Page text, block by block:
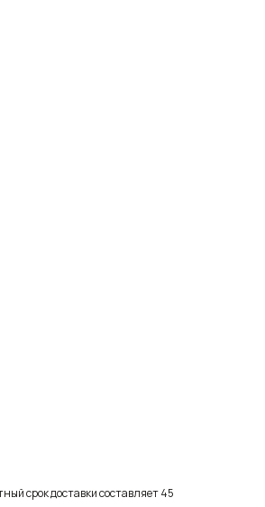
срок доставки составляет 45